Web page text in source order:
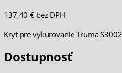
137,40 € bez DPH
Kryt pre vykurovanie Truma S3002
Dostupnosť